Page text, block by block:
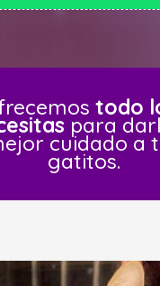
todo
para
cuidado a
gatitos.